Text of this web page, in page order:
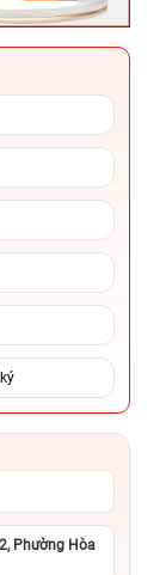
Phường Hòa